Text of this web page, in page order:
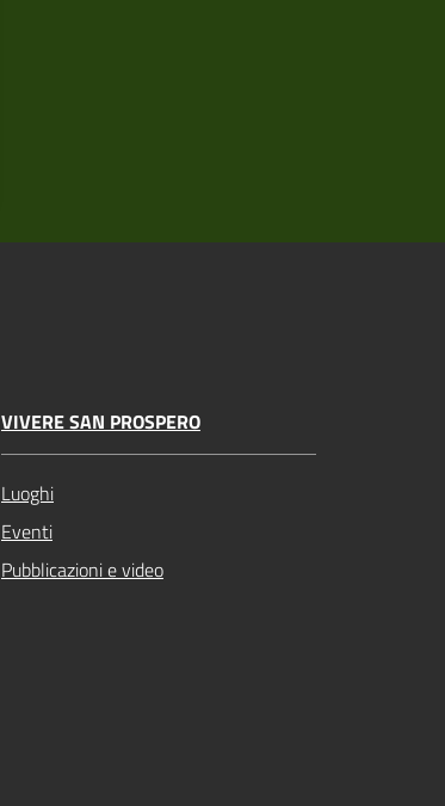
VIVERE SAN PROSPERO
Luoghi
Eventi
Pubblicazioni e video